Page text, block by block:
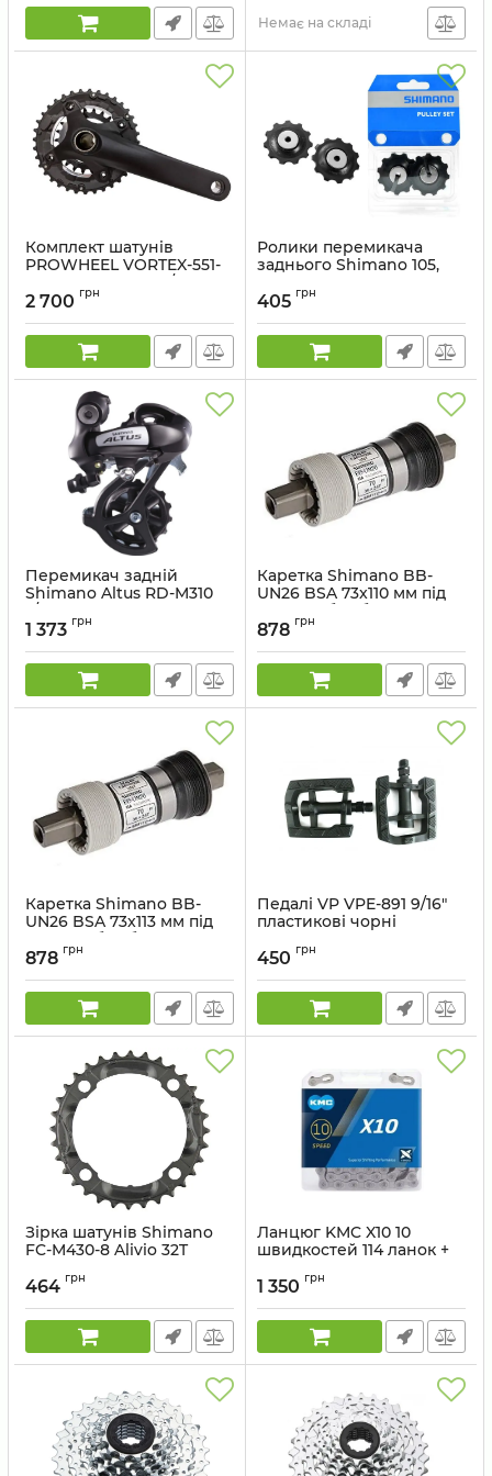
Артикул: ISMSH56A
Немає на складі
Комплект шатунів
PROWHEEL VORTEX-551-
TT (10S) 175mm, 22/36T
black
Артикул: CHW-00-34
2 700 грн
Ролики перемикача
заднього Shimano 105,
Артикул:
405 грн
Перемикач задній
Shimano Altus RD-M310
7/8 швидкостей довгий
важіль чорний
Артикул: ERDM310DL
1 373 грн
Каретка Shimano BB-
UN26 BSA 73x110 мм під
квадрат без болтів
Артикул:
878 грн
Каретка Shimano BB-
UN26 BSA 73x113 мм під
квадрат без болтів
Артикул:
878 грн
Педалі VP VPE-891 9/16"
пластикові чорні
450 грн
Зірка шатунів Shimano
FC-M430-8 Alivio 32T
Артикул:
464 грн
Ланцюг KMC X10 10
швидкостей 114 ланок +
Артикул:
1 350 грн